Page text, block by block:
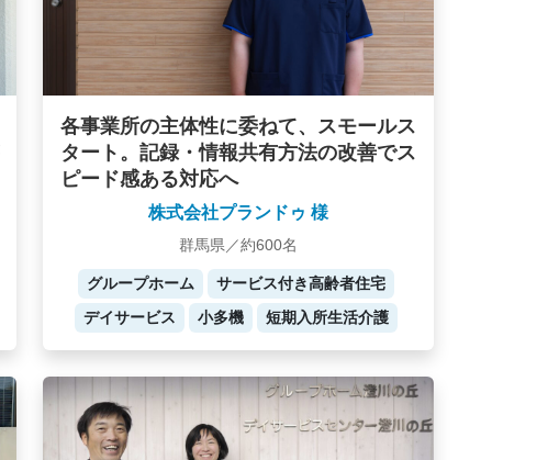
各事業所の主体性に委ねて、スモールス
タート。記録・情報共有方法の改善でス
ピード感ある対応へ
株式会社プランドゥ 様
群馬県／約600名
グループホーム
サービス付き高齢者住宅
デイサービス
小多機 短期入所生活介護